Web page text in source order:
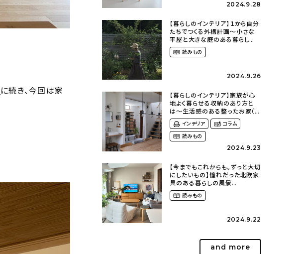
に続き、今回は家
2024.9.28
【暮らしのインテリア】１から自分
たちでつくる外構計画〜小さな
平屋と大きな庭のある暮らし
（tsumikiniwaさん）
読みもの
2024.9.26
【暮らしのインテリア】家族が心
地よく暮らせる収納のあり方と
は〜生活感のある整ったお家（
kaya___ieさん）
インテリア
コラム
読みもの
2024.9.23
【今までもこれからも。ずっと大切
にしたいもの】憧れだった北欧家
具のある暮らしの風景
（m._.k_homeさん）
読みもの
2024.9.22
and more